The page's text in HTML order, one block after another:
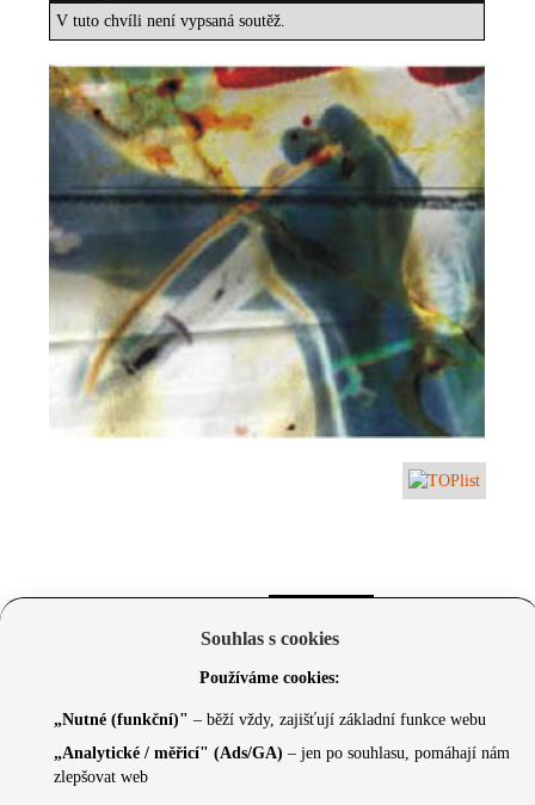
V tuto chvíli není vypsaná soutěž.
Souhlas s cookies
Používáme cookies:
„Nutné (funkční)" – běží vždy, zajišťují základní funkce webu
„Analytické / měřicí" (Ads/GA) – jen po souhlasu, pomáhají nám
zlepšovat web